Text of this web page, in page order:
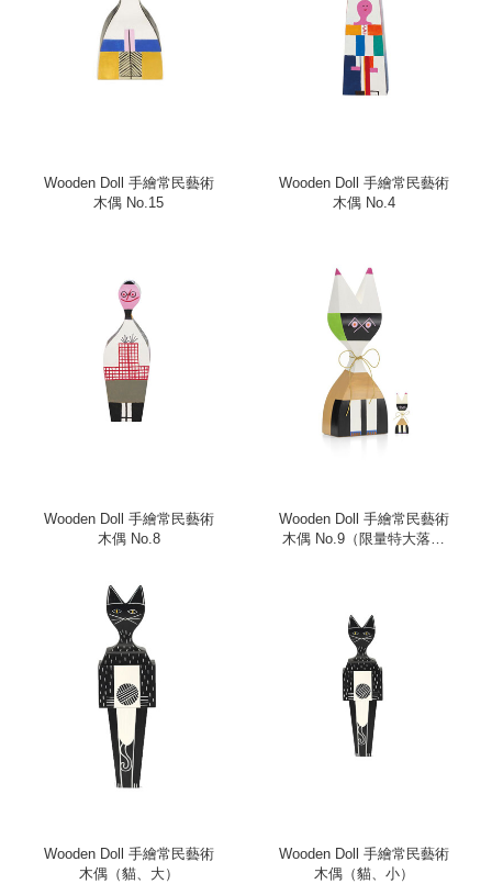
Wooden Doll 手繪常民藝術
木偶 No.15
Wooden Doll 手繪常民藝術
木偶 No.4
Wooden Doll 手繪常民藝術
木偶 No.8
Wooden Doll 手繪常民藝術
木偶 No.9（限量特大落地
Wooden Doll 手繪常民藝術
木偶（貓、大）
Wooden Doll 手繪常民藝術
木偶（貓、小）